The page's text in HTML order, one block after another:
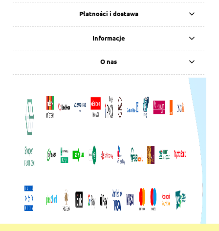
Płatności i dostawa
Informacje
O nas